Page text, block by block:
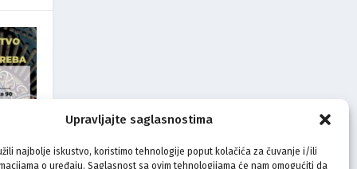
Upravljajte saglasnostima
najbolje iskustvo, koristimo tehnologije poput kolačića za čuvanje i/ili
o uređaju. Saglasnost sa ovim tehnologijama će nam omogućiti da